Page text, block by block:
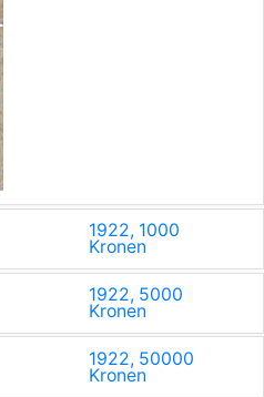
1922, 1000
Kronen
1922, 5000
Kronen
1922, 50000
Kronen